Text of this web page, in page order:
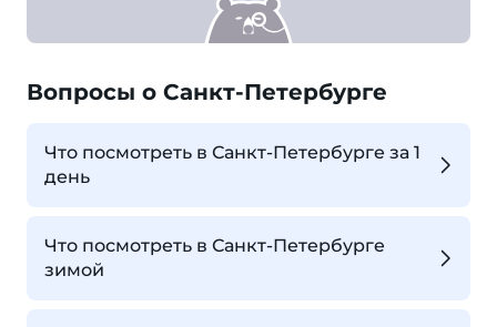
Вопросы о Санкт-Петербурге
Что посмотреть в Санкт-Петербурге за 1
день
Что посмотреть в Санкт-Петербурге
зимой